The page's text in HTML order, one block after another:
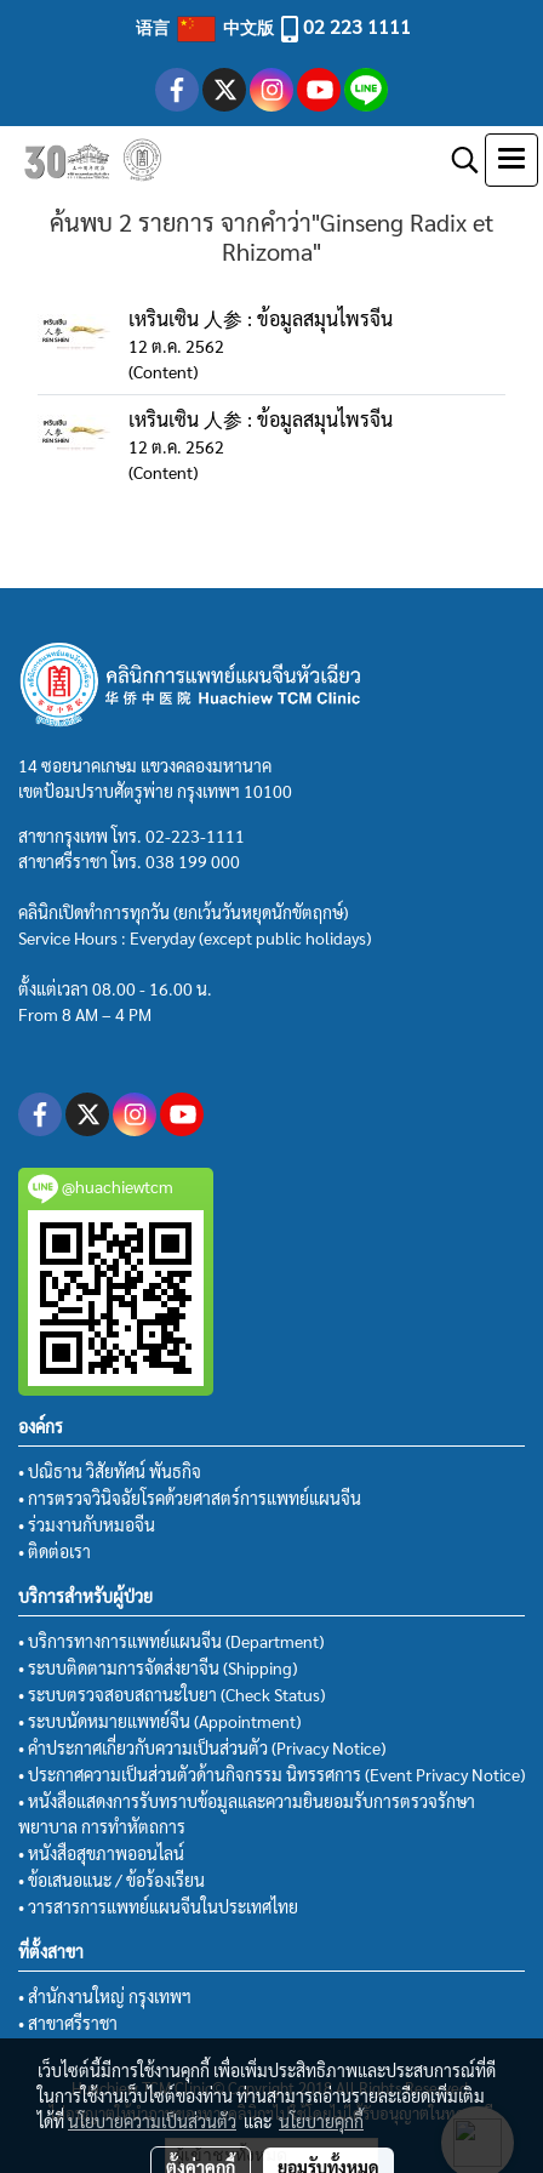
语言 中文版 02 223 1111
ค้นพบ 2 รายการ จากคำว่า"Ginseng Radix et
Rhizoma"
เหรินเซิน 人参 : ข้อมูลสมุนไพรจีน
12 ต.ค. 2562
(Content)
เหรินเซิน 人参 : ข้อมูลสมุนไพรจีน
12 ต.ค. 2562
(Content)
14 ซอยนาคเกษม แขวงคลองมหานาค
เขตป้อมปราบศัตรูพ่าย กรุงเทพฯ 10100
สาขากรุงเทพ โทร. 02-223-1111
สาขาศรีราชา โทร. 038 199 000
คลินิกเปิดทำการทุกวัน (ยกเว้นวันหยุดนักขัตฤกษ์)
Service Hours : Everyday (except public holidays)
ตั้งแต่เวลา 08.00 - 16.00 น.
From 8 AM – 4 PM
@huachiewtcm
องค์กร
• ปณิธาน วิสัยทัศน์ พันธกิจ
• การตรวจวินิจฉัยโรคด้วยศาสตร์การแพทย์แผนจีน
• ร่วมงานกับหมอจีน
• ติดต่อเรา
บริการสำหรับผู้ป่วย
• บริการทางการแพทย์แผนจีน (Department)
• ระบบติดตามการจัดส่งยาจีน (Shipping)
• ระบบตรวจสอบสถานะใบยา (Check Status)
• ระบบนัดหมายแพทย์จีน (Appointment)
• คำประกาศเกี่ยวกับความเป็นส่วนตัว (Privacy Notice)
• ประกาศความเป็นส่วนตัวด้านกิจกรรม นิทรรศการ (Event Privacy Notice)
• หนังสือแสดงการรับทราบข้อมูลและความยินยอมรับการตรวจรักษา
พยาบาล การทำหัตถการ
• หนังสือสุขภาพออนไลน์
• ข้อเสนอแนะ / ข้อร้องเรียน
• วารสารการแพทย์แผนจีนในประเทศไทย
ที่ตั้งสาขา
• สำนักงานใหญ่ กรุงเทพฯ
• สาขาศรีราชา
Huachiew TCM Clinic© Copyright 2018 All Rights Reserved.
ไม่อนุญาตให้นำภาพของทางคลินิกฯไปใช้โดยไม่ได้รับอนุญาตในทุกกรณี
ผู้เข้าชมทั้งหมด
เว็บไซต์นี้มีการใช้งานคุกกี้ เพื่อเพิ่มประสิทธิภาพและประสบการณ์ที่ดี
ในการใช้งานเว็บไซต์ของท่าน ท่านสามารถอ่านรายละเอียดเพิ่มเติม
ได้ที่นโยบายความเป็นส่วนตัวและนโยบายคุกกี้
ตั้งค่าคุกกี้ ยอมรับทั้งหมด